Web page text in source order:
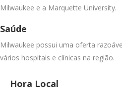
Milwaukee e a Marquette University.
Saúde
Milwaukee possui uma oferta
vários hospitais e clínicas na região.
Hora Local